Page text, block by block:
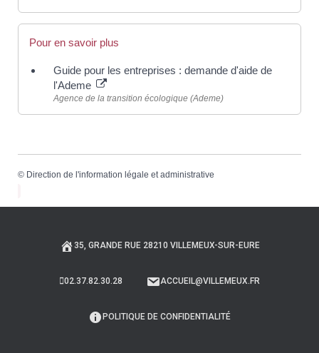
Pour en savoir plus
Guide pour les entreprises : demande d'aide de
l'Ademe
Agence de la transition écologique (Ademe)
© Direction de l'information légale et administrative
35, GRANDE RUE 28210 VILLEMEUX-SUR-EURE
02.37.82.30.28 ACCUEIL@VILLEMEUX.FR
POLITIQUE DE CONFIDENTIALITÉ